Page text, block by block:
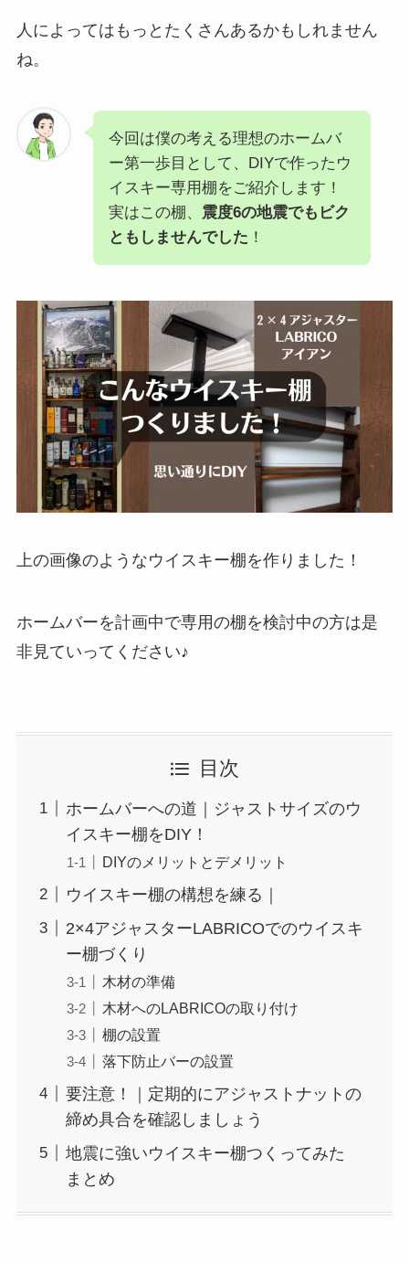
人によってはもっとたくさんあるかもしれません
ね。
今回は僕の考える理想のホームバ
ー第一歩目として、DIYで作ったウ
イスキー専用棚をご紹介します！
実はこの棚、 震度6の地震でもビク
ともしませんでした ！
上の画像のようなウイスキー棚を作りました！
ホームバーを計画中で専用の棚を検討中の方は是
非見ていってください♪
目次
ホームバーへの道｜ジャストサイズのウ
イスキー棚をDIY！
DIYのメリットとデメリット
ウイスキー棚の構想を練る｜
2×4アジャスターLABRICOでのウイスキ
ー棚づくり
木材の準備
木材へのLABRICOの取り付け
棚の設置
落下防止バーの設置
要注意！｜定期的にアジャストナットの
締め具合を確認しましょう
地震に強いウイスキー棚つくってみた
まとめ